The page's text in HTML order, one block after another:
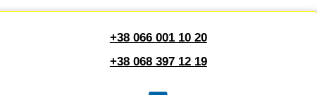
+38 066 001 10 20
+38 068 397 12 19